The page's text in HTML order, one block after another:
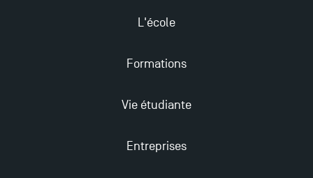
Candidatez en Licence 2 et Licence 3 pour l’année
L'école
Formations
Vie étudiante
Entreprises